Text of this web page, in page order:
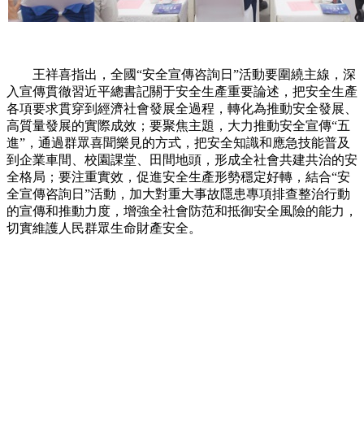
王祥喜指出，全國“安全宣傳咨詢日”活動要圍繞主線，深
入宣傳貫徹習近平總書記關于安全生產重要論述，把安全生產
各項要求貫穿到經濟社會發展全過程，轉化為推動安全發展、
高質量發展的實際成效；要聚焦主題，大力推動安全宣傳“五
進”，通過群眾喜聞樂見的方式，把安全知識和應急技能普及
到企業車間、校園課堂、田間地頭，形成全社會共建共治的安
全格局；要注重實效，促進安全生產形勢穩定好轉，結合“安
全宣傳咨詢日”活動，加大對重大事故隱患專項排查整治行動
的宣傳和推動力度，增強全社會防范和抵御安全風險的能力，
切實維護人民群眾生命財產安全。